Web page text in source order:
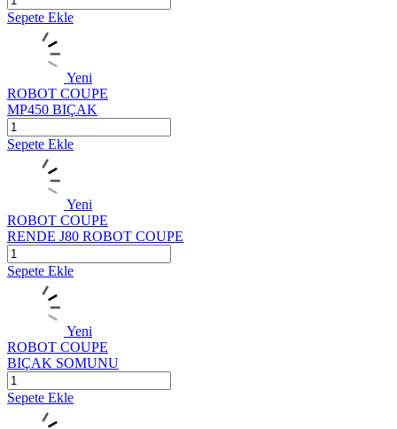
Sepete Ekle
Yeni
ROBOT COUPE
MP450 BIÇAK
Sepete Ekle
Yeni
ROBOT COUPE
RENDE J80 ROBOT COUPE
Sepete Ekle
Yeni
ROBOT COUPE
BIÇAK SOMUNU
Sepete Ekle